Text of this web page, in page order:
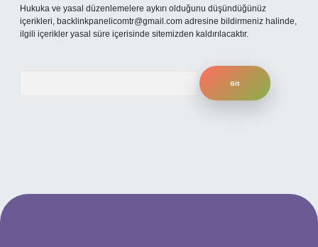
Hukuka ve yasal düzenlemelere aykırı olduğunu düşündüğünüz
içerikleri, backlinkpanelicomtr@gmail.com adresine bildirmeniz halinde,
ilgili içerikler yasal süre içerisinde sitemizden kaldırılacaktır.
ilbet yeni giriş adresi